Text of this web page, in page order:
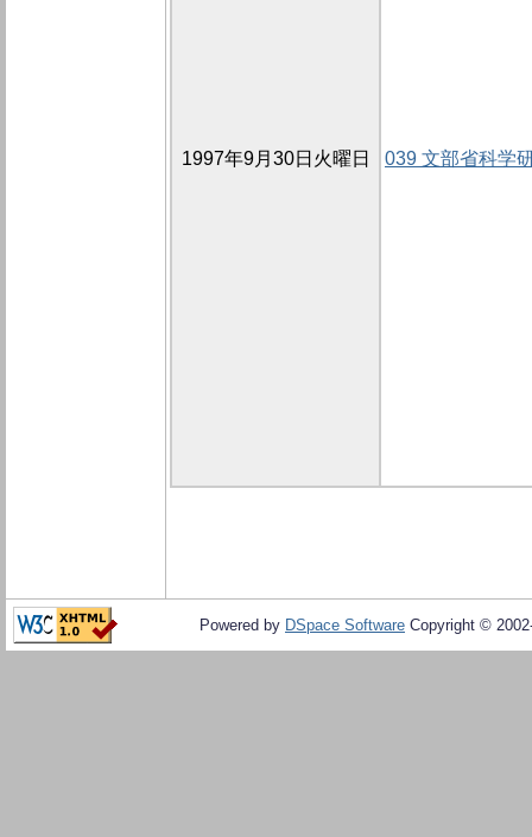
1997年9月30日火曜日 039 文部省科学
Powered by DSpace Software Copyright ©